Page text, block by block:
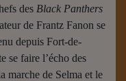
des Black Panthers
de Frantz Fanon se
depuis Fort-de-
se faire l’écho des
marche de Selma et le